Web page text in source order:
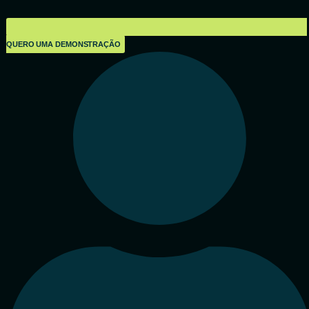
QUERO UMA DEMONSTRAÇÃO